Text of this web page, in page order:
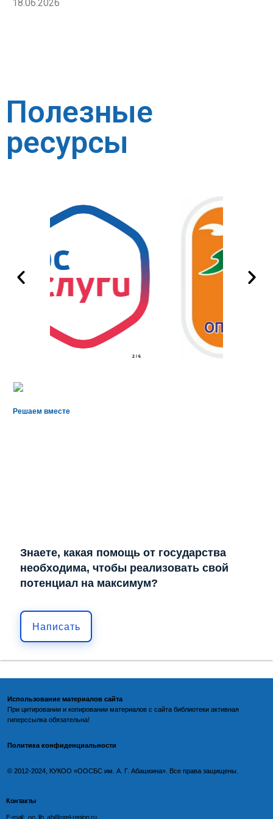
18.06.2026
Полезные
ресурсы
2 / 6
Решаем вместе
Знаете, какая помощь от государства
необходима, чтобы реализовать свой
потенциал на максимум?
Написать
Использование материалов сайта
При цитировании и копировании материалов с сайта библиотеки активная
гиперссылка обязательна!
Политика конфиденциальности
©️ 2012-2024, КУКОО «ООСБС им. А. Г. Абашкина». Все права защищены.
Контакты
E-mail: oo_lib_ab@orel-region.ru